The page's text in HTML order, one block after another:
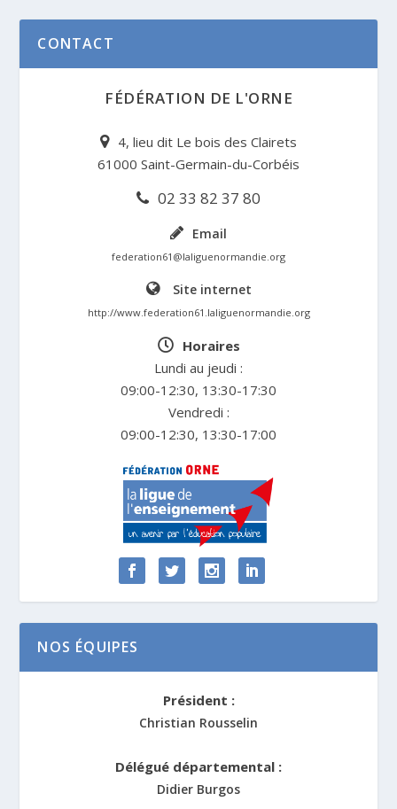
CONTACT
FÉDÉRATION DE L'ORNE
4, lieu dit Le bois des Clairets
61000 Saint-Germain-du-Corbéis
02 33 82 37 80
Email
federation61@laliguenormandie.org
Site internet
http://www.federation61.laliguenormandie.org
Horaires
Lundi au jeudi :
09:00-12:30, 13:30-17:30
Vendredi :
09:00-12:30, 13:30-17:00
NOS ÉQUIPES
Président :
Christian Rousselin
Délégué départemental :
Didier Burgos